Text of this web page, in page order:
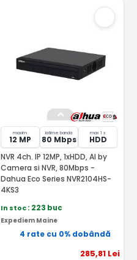
maxim
12 MP
latime banda
80 Mbps
max 1 x
HDD
NVR 4ch. IP 12MP, 1xHDD, AI by
Camera si NVR, 80Mbps -
Dahua Eco Series NVR2104HS-
4KS3
In stoc: 223 buc
Expediem Maine
4 rate cu 0% dobândă
285,81 Lei